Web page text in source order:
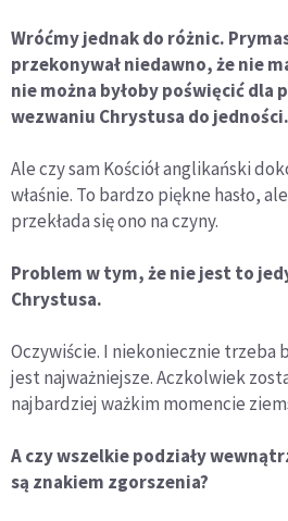
Wróćmy jednak do różnic.
przekonywał niedawno, że nie
nie można byłoby poświęcić dla
wezwaniu Chrystusa do jedności.
Ale czy sam Kościół anglikański
właśnie. To bardzo piękne hasło,
przekłada się ono na czyny.
Problem w tym, że nie jest to
Chrystusa.
Oczywiście. I niekoniecznie trzeba
jest najważniejsze. Aczkolwiek
najbardziej ważkim momencie
A czy wszelkie podziały
są znakiem zgorszenia?